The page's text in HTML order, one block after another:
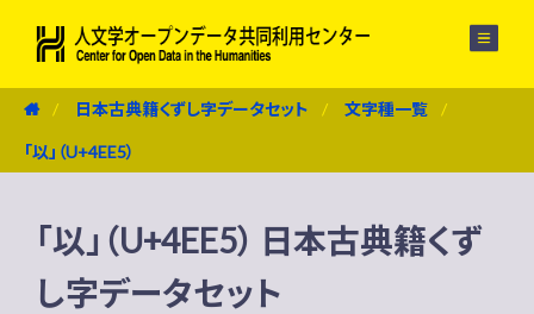
日本古典籍くずし字データセット 文字種一覧
「以」（U+4EE5）
「以」（U+4EE5） 日本古典籍くず
し字データセット